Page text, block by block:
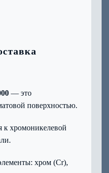
— это
поверхностью.
к хромоникелевой
хром (Cr),